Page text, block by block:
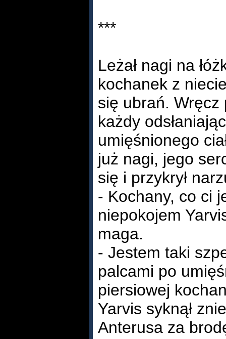
***
Leżał nagi na
kochanek z
się ubrań. Wręcz
każdy
umięśnionego
już nagi, jego
się i przykrył
- Kochany, co ci
niepokojem
maga.
- Jestem taki
palcami po
piersiowej
Yarvis syknął
Anterusa za